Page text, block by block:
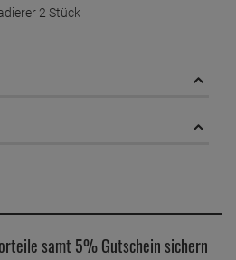
2 Stück
samt 5% Gutschein sichern